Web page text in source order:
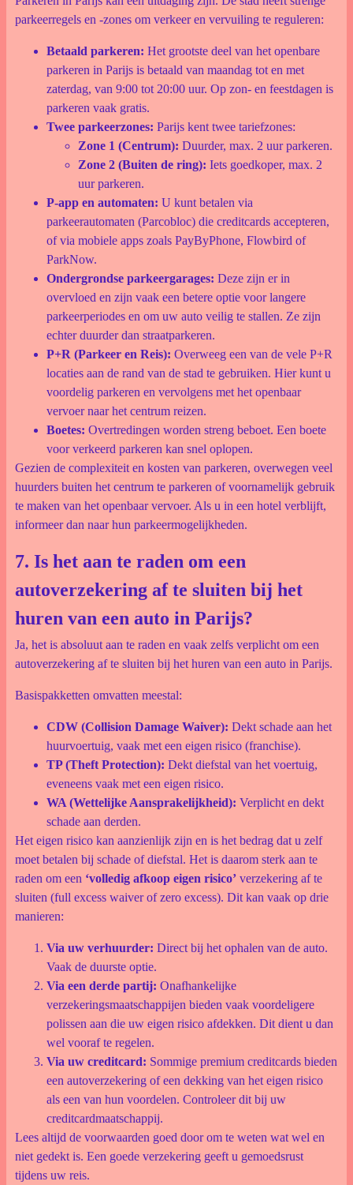
parkeerregels en -zones om verkeer en vervuiling te reguleren:
Betaald parkeren: Het grootste deel van het openbare
parkeren in Parijs is betaald van maandag tot en met
zaterdag, van 9:00 tot 20:00 uur. Op zon- en feestdagen is
parkeren vaak gratis.
Twee parkeerzones: Parijs kent twee tariefzones:
Zone 1 (Centrum): Duurder, max. 2 uur parkeren.
Zone 2 (Buiten de ring): Iets goedkoper, max. 2
uur parkeren.
P-app en automaten: U kunt betalen via
parkeerautomaten (Parcobloc) die creditcards accepteren,
of via mobiele apps zoals PayByPhone, Flowbird of
ParkNow.
Ondergrondse parkeergarages: Deze zijn er in
overvloed en zijn vaak een betere optie voor langere
parkeerperiodes en om uw auto veilig te stallen. Ze zijn
echter duurder dan straatparkeren.
P+R (Parkeer en Reis): Overweeg een van de vele P+R
locaties aan de rand van de stad te gebruiken. Hier kunt u
voordelig parkeren en vervolgens met het openbaar
vervoer naar het centrum reizen.
Boetes: Overtredingen worden streng beboet. Een boete
voor verkeerd parkeren kan snel oplopen.
Gezien de complexiteit en kosten van parkeren, overwegen veel
huurders buiten het centrum te parkeren of voornamelijk gebruik
te maken van het openbaar vervoer. Als u in een hotel verblijft,
informeer dan naar hun parkeermogelijkheden.
7. Is het aan te raden om een
autoverzekering af te sluiten bij het
huren van een auto in Parijs?
Ja, het is absoluut aan te raden en vaak zelfs verplicht om een
autoverzekering af te sluiten bij het huren van een auto in Parijs.
Basispakketten omvatten meestal:
CDW (Collision Damage Waiver): Dekt schade aan het
huurvoertuig, vaak met een eigen risico (franchise).
TP (Theft Protection): Dekt diefstal van het voertuig,
eveneens vaak met een eigen risico.
WA (Wettelijke Aansprakelijkheid): Verplicht en dekt
schade aan derden.
Het eigen risico kan aanzienlijk zijn en is het bedrag dat u zelf
moet betalen bij schade of diefstal. Het is daarom sterk aan te
raden om een ‘volledig afkoop eigen risico’verzekering af te
sluiten (full excess waiver of zero excess). Dit kan vaak op drie
manieren:
Via uw verhuurder: Direct bij het ophalen van de auto.
Vaak de duurste optie.
Via een derde partij: Onafhankelijke
verzekeringsmaatschappijen bieden vaak voordeligere
polissen aan die uw eigen risico afdekken. Dit dient u dan
wel vooraf te regelen.
Via uw creditcard: Sommige premium creditcards bieden
een autoverzekering of een dekking van het eigen risico
als een van hun voordelen. Controleer dit bij uw
creditcardmaatschappij.
Lees altijd de voorwaarden goed door om te weten wat wel en
niet gedekt is. Een goede verzekering geeft u gemoedsrust
tijdens uw reis.